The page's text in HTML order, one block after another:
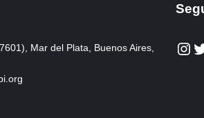
Mar del Plata, Buenos Aires,
Instagram Twitter